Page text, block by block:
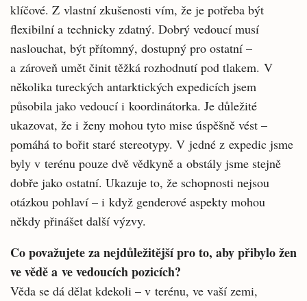
klíčové. Z vlastní zkušenosti vím, že je potřeba být
flexibilní a technicky zdatný. Dobrý vedoucí musí
naslouchat, být přítomný, dostupný pro ostatní –
a zároveň umět činit těžká rozhodnutí pod tlakem. V
několika tureckých antarktických expedicích jsem
působila jako vedoucí i koordinátorka. Je důležité
ukazovat, že i ženy mohou tyto mise úspěšně vést –
pomáhá to bořit staré stereotypy. V jedné z expedic jsme
byly v terénu pouze dvě vědkyně a obstály jsme stejně
dobře jako ostatní. Ukazuje to, že schopnosti nejsou
otázkou pohlaví – i když genderové aspekty mohou
někdy přinášet další výzvy.
Co považujete za nejdůležitější pro to, aby přibylo žen
ve vědě a ve vedoucích pozicích?
Věda se dá dělat kdekoli – v terénu, ve vaší zemi,